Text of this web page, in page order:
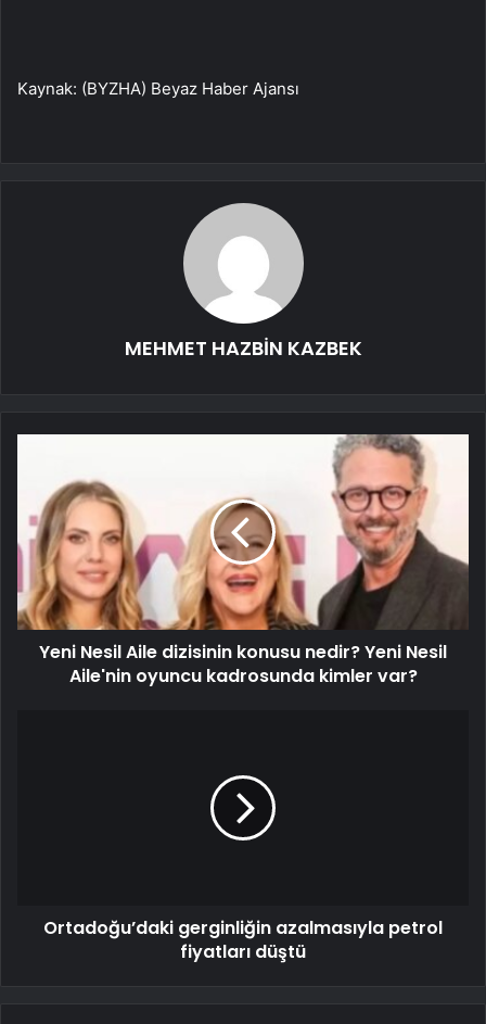
Kaynak: (BYZHA) Beyaz Haber Ajansı
MEHMET HAZBİN KAZBEK
Yeni Nesil Aile dizisinin konusu nedir? Yeni Nesil
Aile'nin oyuncu kadrosunda kimler var?
Ortadoğu’daki gerginliğin azalmasıyla petrol
fiyatları düştü